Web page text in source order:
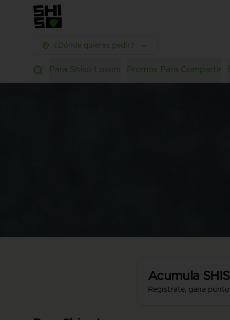
¿Dónde quieres pedir?
Para Shiso Lovers Promos Para Compartir
Acumula
Regístrate, gana